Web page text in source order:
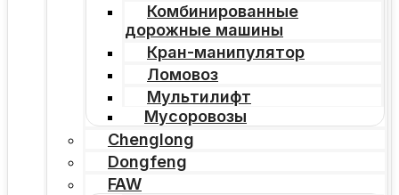
Комбинированные
дорожные машины
Кран-манипулятор
Ломовоз
Мультилифт
Мусоровозы
Chenglong
Dongfeng
FAW